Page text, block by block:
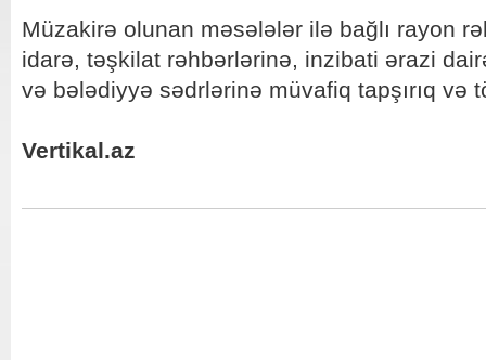
Müzakirə olunan məsələlər ilə bağlı rayon
idarə, təşkilat rəhbərlərinə, inzibati ərazi
və bələdiyyə sədrlərinə müvafiq tapşırıq və
Vertikal.az